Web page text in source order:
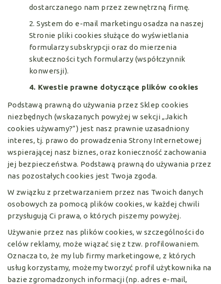
dostarczanego nam przez zewnętrzną firmę.
2. System do e-mail marketingu osadza na naszej
Stronie pliki cookies służące do wyświetlania
formularzy subskrypcji oraz do mierzenia
skuteczności tych formularzy (współczynnik
konwersji).
4. Kwestie prawne dotyczące plików cookies
Podstawą prawną do używania przez Sklep cookies
niezbędnych (wskazanych powyżej w sekcji „Jakich
cookies używamy?”) jest nasz prawnie uzasadniony
interes, tj. prawo do prowadzenia Strony Internetowej
wspierającej nasz biznes, oraz konieczność zachowania
jej bezpieczeństwa. Podstawą prawną do używania przez
nas pozostałych cookies jest Twoja zgoda.
W związku z przetwarzaniem przez nas Twoich danych
osobowych za pomocą plików cookies, w każdej chwili
przysługują Ci prawa, o których piszemy powyżej.
Używanie przez nas plików cookies, w szczególności do
celów reklamy, może wiązać się z tzw. profilowaniem.
Oznacza to, że my lub firmy marketingowe, z których
usług korzystamy, możemy tworzyć profil użytkownika na
bazie zgromadzonych informacji (np. adres e-mail,